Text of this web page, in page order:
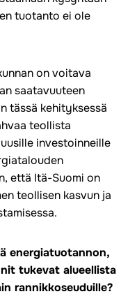
tuotanto ei ole
on voitava
saatavuuteen
tässä kehityksessä
teollista
investoinneille
että Itä-Suomi on
teollisen kasvun ja
energiatuotannon,
tukevat alueellista
rannikkoseuduille?